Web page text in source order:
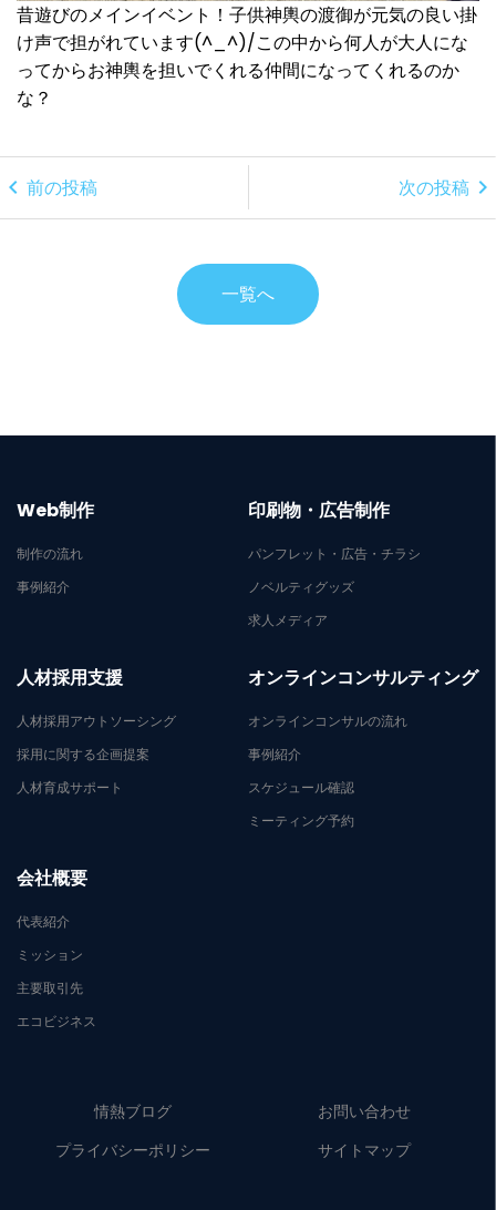
昔遊びのメインイベント！子供神輿の渡御が元気の良い掛
け声で担がれています(^_^)/この中から何人が大人にな
ってからお神輿を担いでくれる仲間になってくれるのか
な？
chevron_left 前の投稿 次の投稿 chevron_right
一覧へ
Web制作
制作の流れ
事例紹介
印刷物・広告制作
パンフレット・広告・チラシ
ノベルティグッズ
求人メディア
人材採用支援
人材採用アウトソーシング
採用に関する企画提案
人材育成サポート
オンラインコンサルティング
オンラインコンサルの流れ
事例紹介
スケジュール確認
ミーティング予約
会社概要
代表紹介
ミッション
主要取引先
エコビジネス
情熱ブログ
お問い合わせ
プライバシーポリシー
サイトマップ